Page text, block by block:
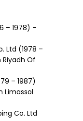
– 1978) –
Ltd (1978 –
Of
– 1987)
Co. Ltd